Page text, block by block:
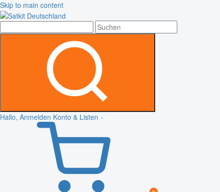
Skip to main content
Hallo, Anmelden Konto & Listen